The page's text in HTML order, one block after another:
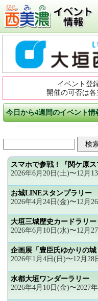
イベント登
開催の可否は各
今日から4週間のイベン
スマホで参戦！『関ケ原ス
2026年6月20日(土)〜12月
お城LINEスタンプラリー
2026年4月24日(金)〜12月
大垣三城歴史カードラリー
2026年6月10日(水)〜12月
企画展「豊臣氏ゆかりの城
2026年1月4日(日)〜12月28
水都大垣ワンダーラリー
2026年4月10日(金)〜2027